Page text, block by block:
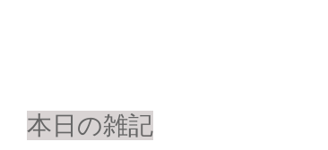
本日の雑記